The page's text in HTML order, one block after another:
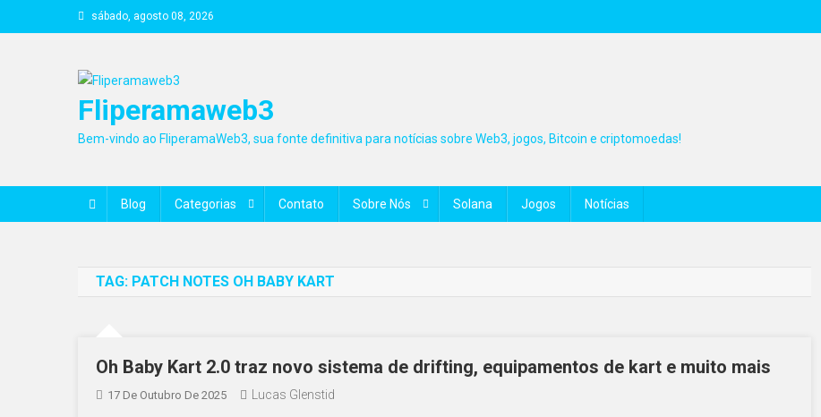
to
sábado, agosto 08, 2026
Fliperamaweb3
Bem-vindo ao FliperamaWeb3, sua fonte definitiva para notícias sobre Web3, jogos, Bitcoin e criptomoedas!
Blog Categorias Contato Sobre Nós Solana Jogos Notícias
TAG: PATCH NOTES OH BABY KART
Oh Baby Kart 2.0 traz novo sistema de drifting, equipamentos de kart e muito mais
17 De Outubro De 2025 Lucas Glenstid